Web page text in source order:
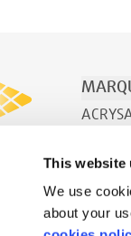
This website
We use
about your